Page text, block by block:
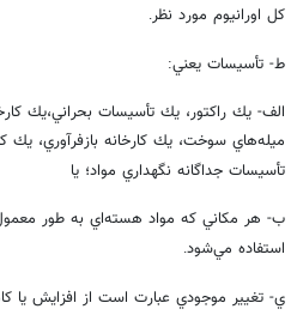
كل اورانيوم مورد نظر.
ط- تأسيسات يعني:
الف- يك راكتور، يك تأسيسات بحراني،‌يك
ميله‌هاي سوخت، يك كارخانه بازفر‌آوري، يك
تأسيسات جداگانه نگهداري مواد؛ يا
ب- هر مكاني كه مواد هسته‌اي به طور
استفاده مي‌شود.
ي- تغيير موجودي عبارت است از افزايش